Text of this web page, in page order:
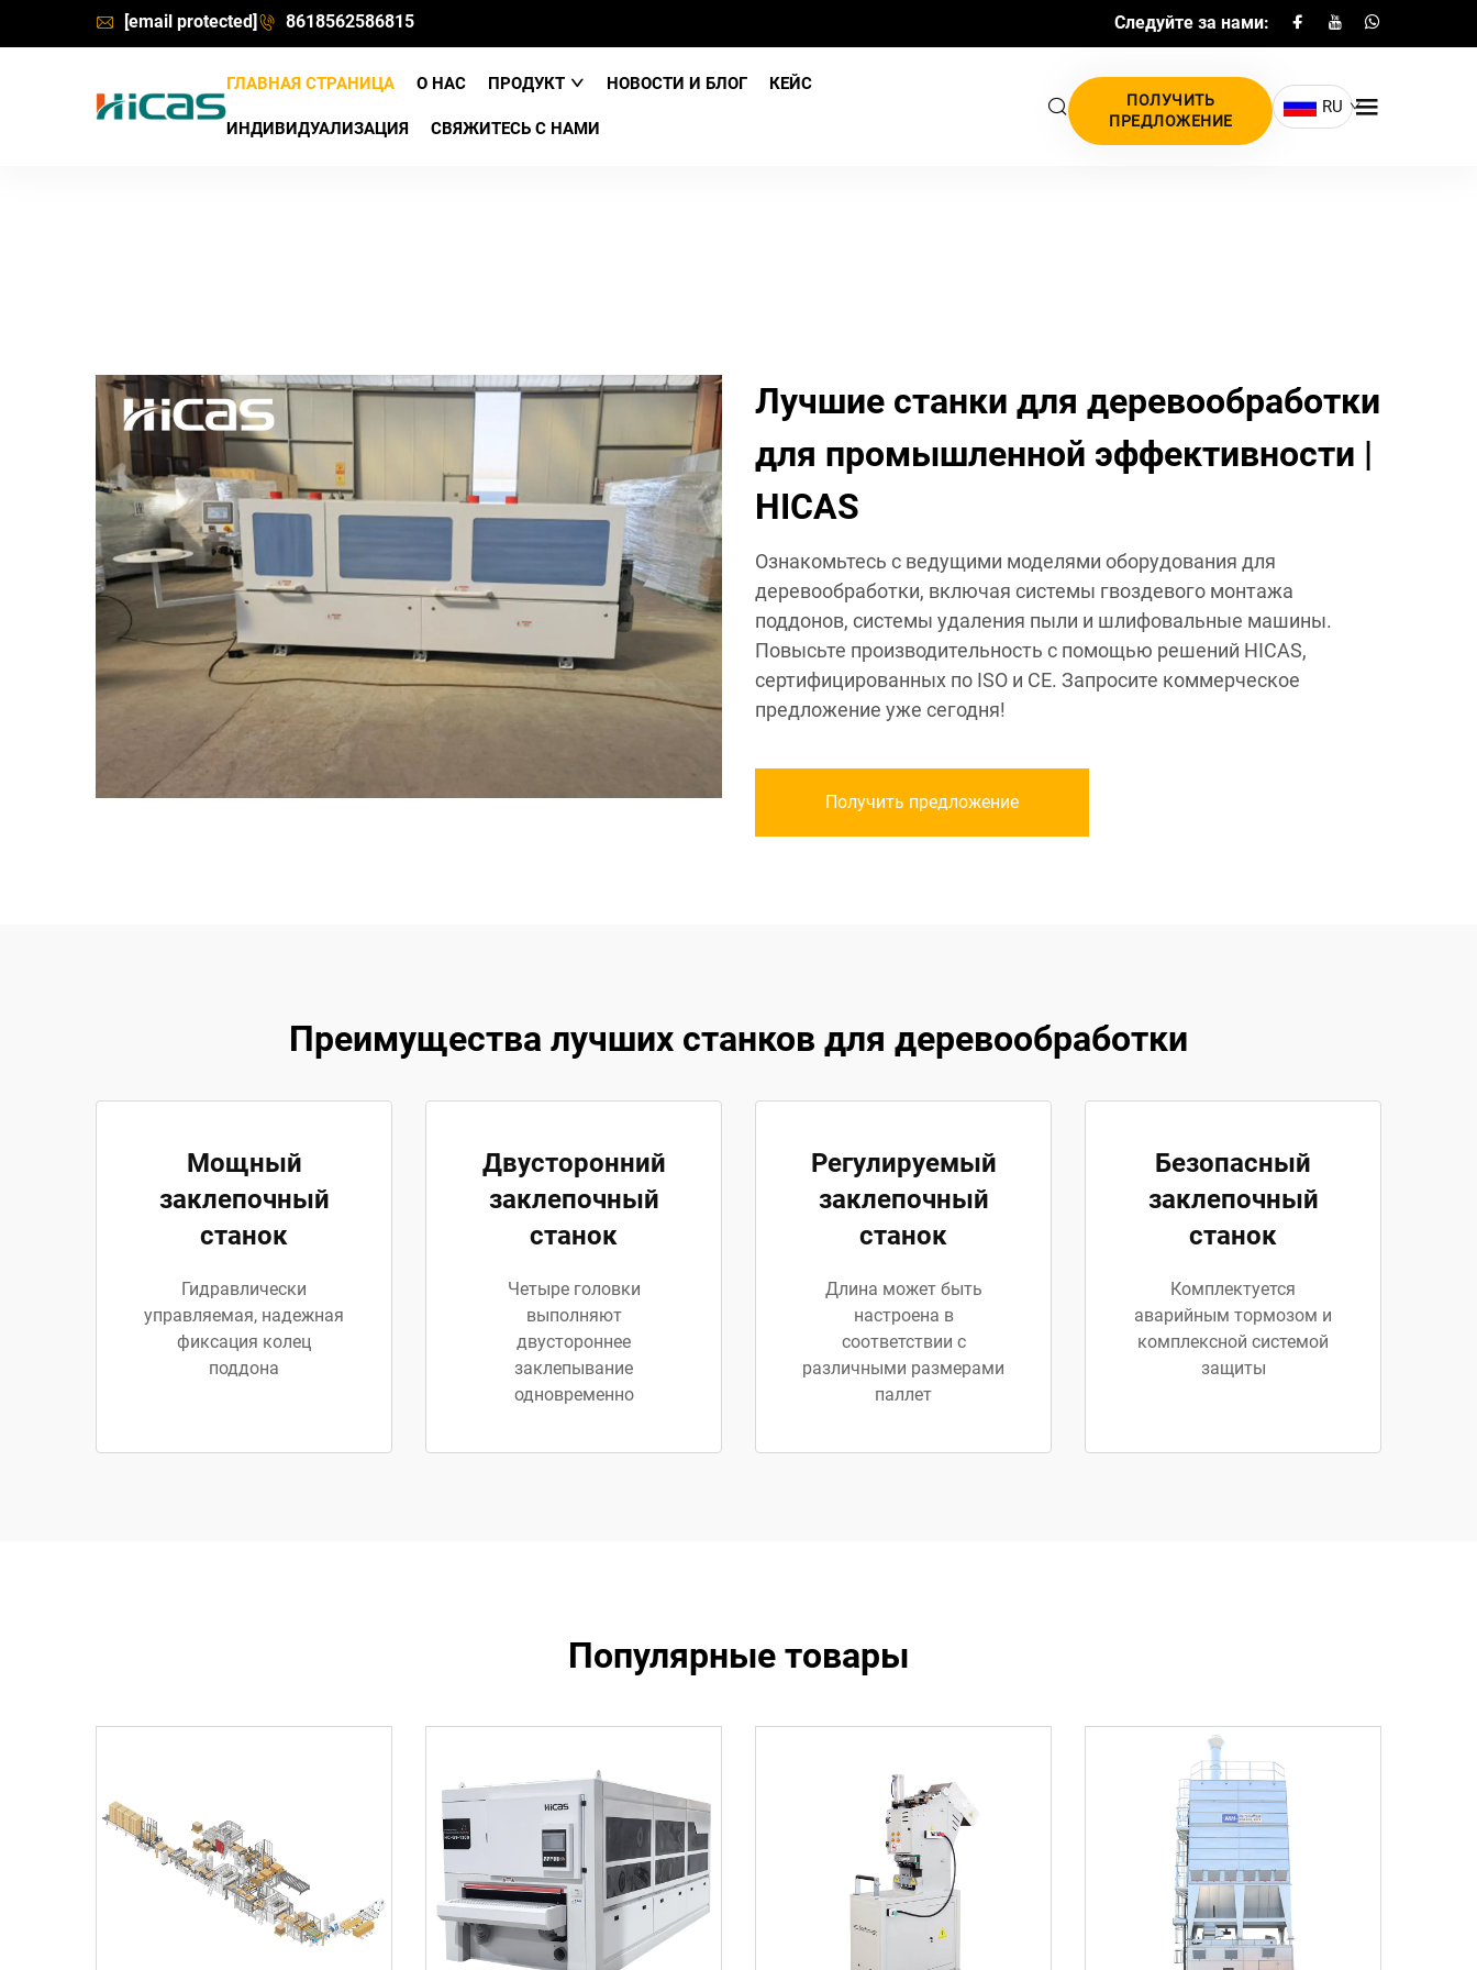
[email protected] 8618562586815 Следуйте за нами:
ГЛАВНАЯ СТРАНИЦА О НАС ПРОДУКТ НОВОСТИ И БЛОГ КЕЙС
ИНДИВИДУАЛИЗАЦИЯ СВЯЖИТЕСЬ С НАМИ
ПОЛУЧИТЬ
ПРЕДЛОЖЕНИЕ
RU
Лучшие станки для деревообработки
для промышленной эффективности |
HICAS
Ознакомьтесь с ведущими моделями оборудования для
деревообработки, включая системы гвоздевого монтажа
поддонов, системы удаления пыли и шлифовальные машины.
Повысьте производительность с помощью решений HICAS,
сертифицированных по ISO и CE. Запросите коммерческое
предложение уже сегодня!
Получить предложение
Преимущества лучших станков для деревообработки
Мощный
заклепочный
станок
Гидравлически
управляемая, надежная
фиксация колец
поддона
Двусторонний
заклепочный
станок
Четыре головки
выполняют
двустороннее
заклепывание
одновременно
Регулируемый
заклепочный
станок
Длина может быть
настроена в
соответствии с
различными размерами
паллет
Безопасный
заклепочный
станок
Комплектуется
аварийным тормозом и
комплексной системой
защиты
Популярные товары